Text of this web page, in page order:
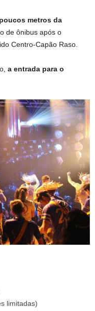
metros da
de ônibus após o
Centro-Capão Raso.
a entrada para o
limitadas)